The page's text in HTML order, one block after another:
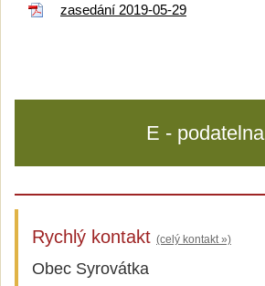
zasedání 2019-05-29
E - podatelna
Rychlý kontakt (celý kontakt »)
Obec Syrovátka